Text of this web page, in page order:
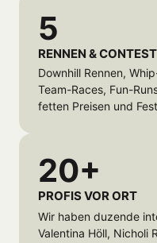
5
RENNEN & CONTEST
Downhill Rennen,
Team-Races, Fun-
fetten Preisen und
20+
PROFIS VOR ORT
Wir haben duzende
Valentina Höll, Nicholi